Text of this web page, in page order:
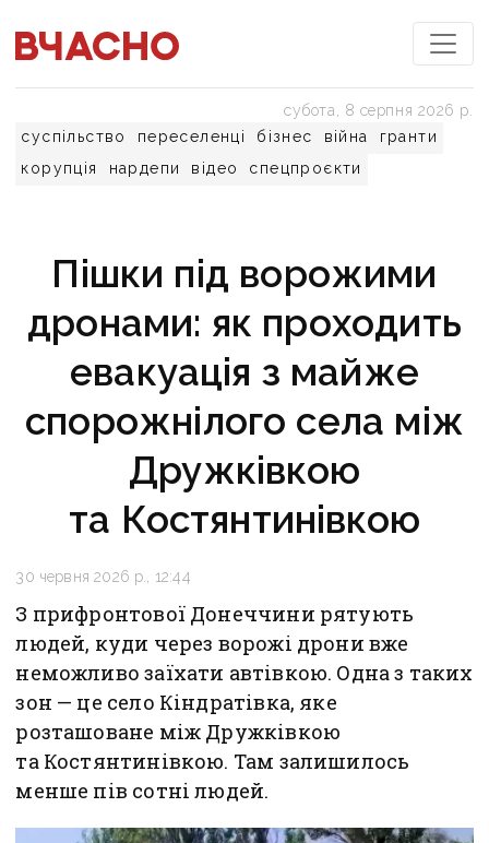
суспільство переселенці бізнес війна
гранти
корупція
нардепи відео спецпроєкти
субота, 8 серпня 2026 р.
Пішки під ворожими
дронами: як проходить
евакуація з майже
спорожнілого села між
Дружківкою
та Костянтинівкою
30 червня 2026 р., 12:44
З прифронтової Донеччини рятують
людей, куди через ворожі дрони вже
неможливо заїхати автівкою. Одна з таких
зон — це село Кіндратівка, яке
розташоване між Дружківкою
та Костянтинівкою. Там залишилось
менше пів сотні людей.